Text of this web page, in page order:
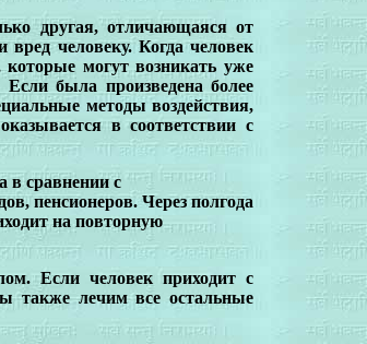
другая, отличающаяся от
человеку. Когда человек
могут возникать уже
была произведена более
методы воздействия,
в соответствии с
в сравнении с
пенсионеров. Через полгода
на повторную
Если человек приходит с
также лечим все остальные